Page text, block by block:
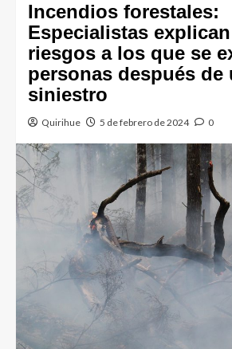
Incendios forestales:
Especialistas
riesgos a los que se
personas después de
siniestro
Quirihue 5 de febrero de 2024 0